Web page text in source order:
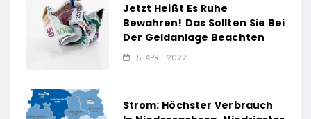
Jetzt Heißt Es Ruhe
Bewahren! Das Sollten Sie Bei
Der Geldanlage Beachten
5. APRIL 2022
Strom: Höchster Verbrauch